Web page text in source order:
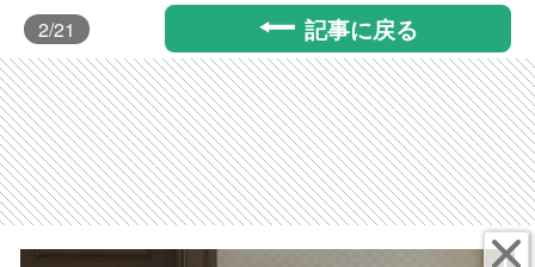
2/21 記事に戻る